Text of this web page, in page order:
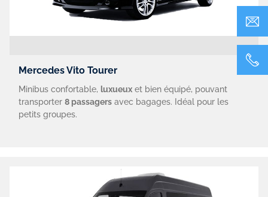
Mercedes Vito Tourer
Minibus confortable, luxueuxet bien équipé, pouvant
transporter 8 passagersavec bagages. Idéal pour les
petits groupes.